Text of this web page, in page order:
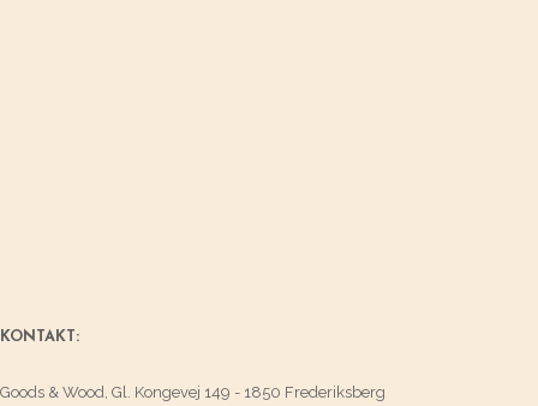
KONTAKT:
Goods & Wood, Gl. Kongevej 149 - 1850 Frederiksberg